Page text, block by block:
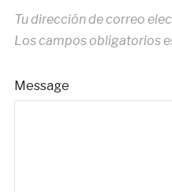
Tu dirección de correo
Los campos obligatorios
Message